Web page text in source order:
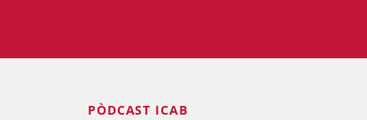
PÒDCAST ICAB